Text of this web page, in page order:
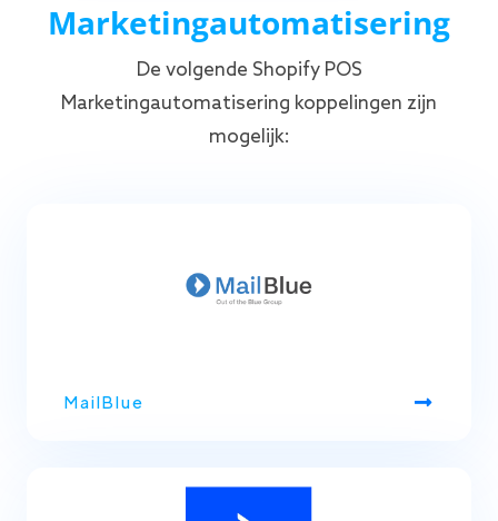
Marketingautomatisering
De volgende Shopify POS
Marketingautomatisering koppelingen zijn
mogelijk:
MailBlue